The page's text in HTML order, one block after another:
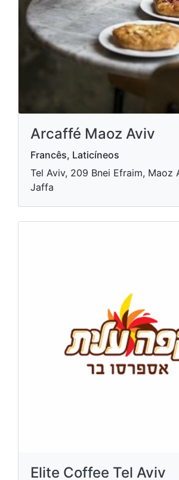
Arcaffé Maoz Aviv
Francês, Laticíneos
Tel Aviv, 209 Bnei Efraim, Maoz
Jaffa
Elite Coffee Tel Aviv